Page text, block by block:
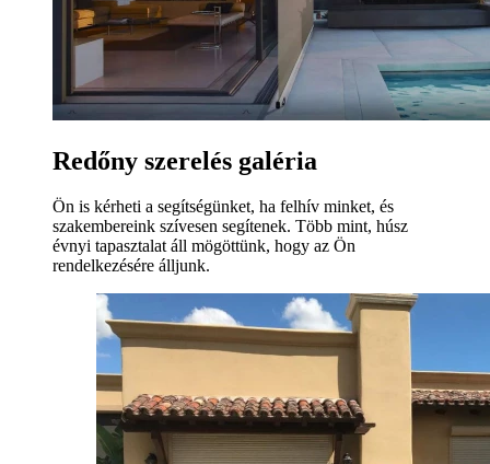
Redőny szerelés galéria
Ön is kérheti a segítségünket, ha felhív minket, és
szakembereink szívesen segítenek. Több mint, húsz
évnyi tapasztalat áll mögöttünk, hogy az Ön
rendelkezésére álljunk.